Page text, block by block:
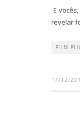
E
revelar
FILM
17/12/